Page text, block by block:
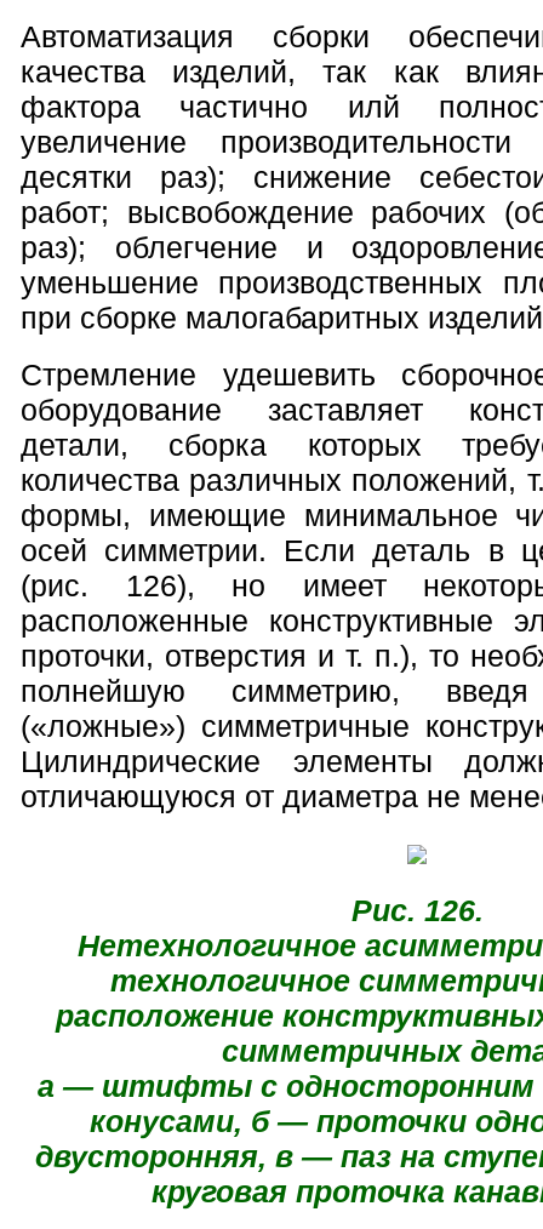
Автоматизация сборки
качества изделий, так как
фактора частично илй
увеличение
десятки раз); снижение
работ; высвобождение рабочих
раз); облегчение и
уменьшение производственных
при сборке малогабаритных
Стремление удешевить
оборудование заставляет
детали, сборка которых
количества различных положений,
формы, имеющие минимальное
осей симметрии. Если деталь в
(рис. 126), но имеет
расположенные конструктивные
проточки, отверстия и т. п.), то
полнейшую симметрию, введя
(«ложные») симметричные
Цилиндрические элементы
отличающуюся от диаметра не
Рис. 126.
Нетехнологичное
технологичное
расположение
симметричных
а — штифты с односторонним
конусами, б — проточки
двусторонняя, в — паз на
круговая проточка